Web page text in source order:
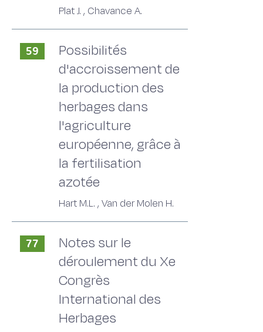
Plat J. , Chavance A.
59
Possibilités
d'accroissement de
la production des
herbages dans
l'agriculture
européenne, grâce à
la fertilisation
azotée
Hart M.L. , Van der Molen H.
77
Notes sur le
déroulement du Xe
Congrès
International des
Herbages